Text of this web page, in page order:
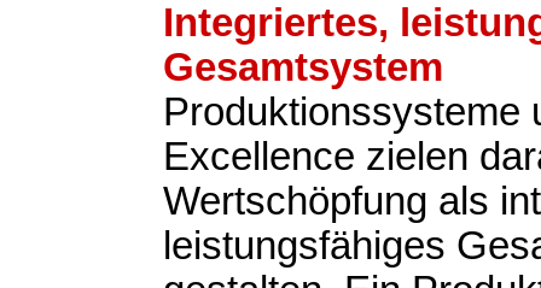
Integriertes,
Gesamtsystem
Produktionssysteme
Excellence zielen
Wertschöpfung als
leistungsfähiges